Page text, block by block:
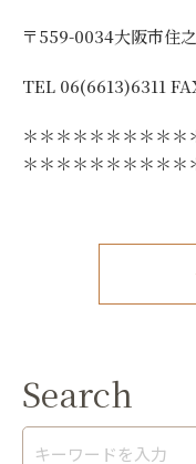
〒559-0034大阪市住
TEL 06(6613)6311
＊＊＊＊＊＊＊＊＊
＊＊＊＊＊＊＊＊＊＊
Search